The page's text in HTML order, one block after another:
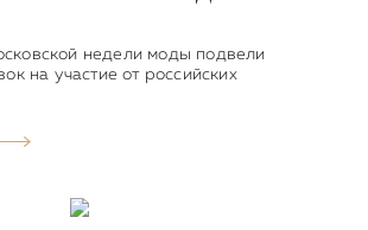
недели моды подвели
на участие от российских